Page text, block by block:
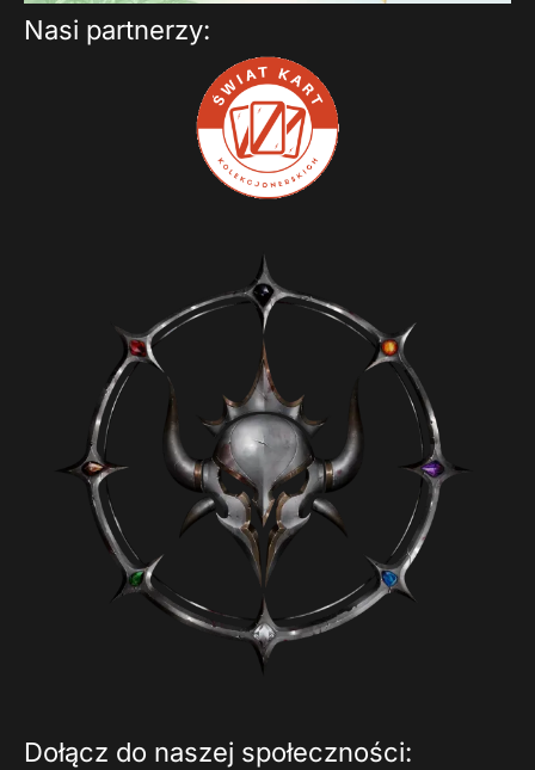
Nasi partnerzy:
Dołącz do naszej społeczności: